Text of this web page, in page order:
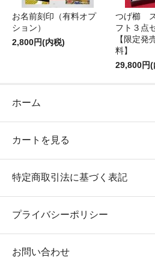
お名前刻印（有料オプ
ション）
2,800円(内税)
つげ櫛
フト３点
【限定発
料】
29,800円(
ホーム
カートを見る
特定商取引法に基づく表記
プライバシーポリシー
お問い合わせ